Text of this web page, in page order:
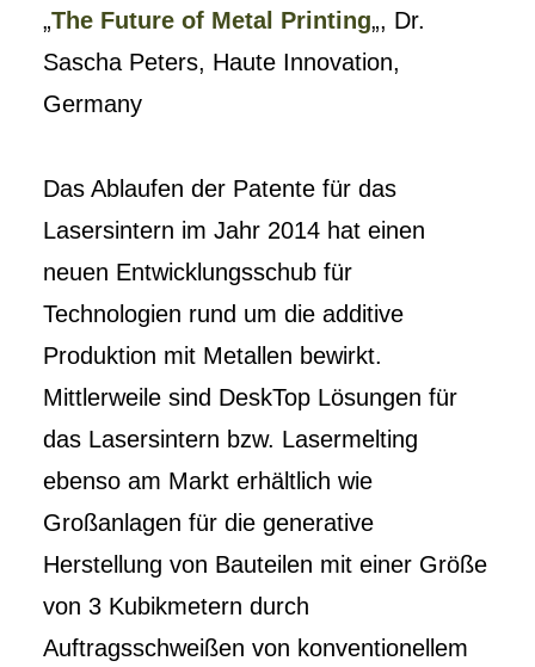
„The Future of Metal Printing„, Dr.
Sascha Peters, Haute Innovation,
Germany
Das Ablaufen der Patente für das
Lasersintern im Jahr 2014 hat einen
neuen Entwicklungsschub für
Technologien rund um die additive
Produktion mit Metallen bewirkt.
Mittlerweile sind DeskTop Lösungen für
das Lasersintern bzw. Lasermelting
ebenso am Markt erhältlich wie
Großanlagen für die generative
Herstellung von Bauteilen mit einer Größe
von 3 Kubikmetern durch
Auftragsschweißen von konventionellem